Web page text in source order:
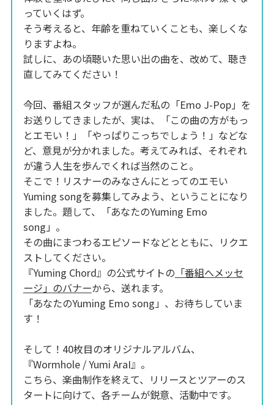
っていくはず。
そう考えると、年齢を重ねていくことも、楽しくな
りますよね。
試しに、あの頃聴いた思い出の曲を、改めて、聴き
直してみてください！
今回、番組スタッフが選んだ私の「Emo J-Pop」を
お送りしてきましたが、実は、「この曲の方がもっ
とエモい！」「やっぱりこっちでしょう！」などな
ど、意見が分かれました。考えてみれば、それぞれ
が違う人生を歩んでくれば当然のこと。
そこで！リスナーのみなさんにとってのエモい
Yuming songを募集してみよう、ということになり
ました。題して、「あなたのYuming Emo
song」。
その曲にまつわるエピソードなどとともに、リクエ
ストしてください。
『Yuming Chord』の公式サイトの 「番組へメッセ
ージ」のバナーから、送れます。
「あなたのYuming Emo song」、お待ちしていま
す！
そして！40枚目のオリジナルアルバム、
『Wormhole / Yumi AraI』。
こちら、楽曲制作を終えて、リリースとツアーのス
タートに向けて、各チームが鋭意、活動中です。